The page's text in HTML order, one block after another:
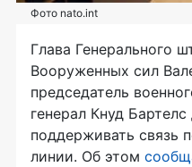
Фото nato.int
Глава Генерального
Вооруженных сил
председатель
генерал Кнуд
поддерживать связь
линии. Об этом